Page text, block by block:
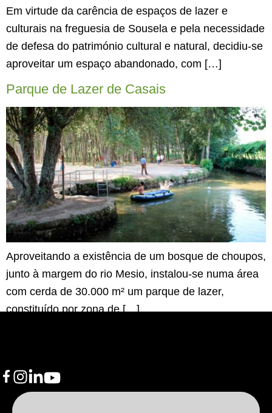
Em virtude da carência de espaços de lazer e
culturais na freguesia de Sousela e pela necessidade
de defesa do património cultural e natural, decidiu-se
aproveitar um espaço abandonado, com […]
Parque de Lazer de Casais
Aproveitando a existência de um bosque de choupos,
junto à margem do rio Mesio, instalou-se numa área
com cerda de 30.000 m² um parque de lazer,
constituído por zona de […]